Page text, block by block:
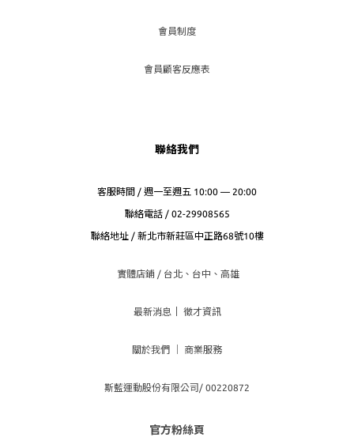
會員制度
會員顧客反應表
聯絡我們
客服時間 / 週一至週五 10:00 — 20:00
聯絡電話 / 02-29908565
聯絡地址 / 新北市新莊區中正路68號10樓
實體店鋪 / 台北、台中、高雄
最新消息 徵才資訊
關於我們 商業服務
斯藍運動股份有限公司/ 00220872
官方粉絲頁